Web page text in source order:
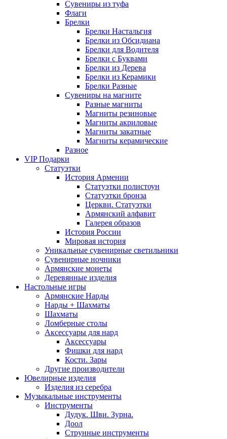
Сувениры из туфа
Флаги
Брелки
Брелки Настальгия
Брелки из Обсидиана
Брелки для Водителя
Брелки с Буквами
Брелки из Дерева
Брелки из Керамики
Брелки Разные
Сувениры на магните
Разные магниты
Магниты резиновые
Магниты акриловые
Магниты закатные
Магниты керамические
Разное
VIP Подарки
Статуэтки
История Армении
Статуэтки полистоун
Статуэтки бронза
Церкви. Статуэтки
Армянский алфавит
Галерея образов
История России
Мировая история
Уникальные сувенирные светильники
Сувенирные ночники
Армянские монеты
Деревянные изделия
Настольные игры
Армянские Нарды
Нарды + Шахматы
Шахматы
Ломберные столы
Аксессуары для нард
Аксессуары
Фишки для нард
Кости. Зары
Другие производители
Ювелирные изделия
Изделия из серебра
Музыкальные инструменты
Инструменты
Дудук. Шви. Зурна.
Доол
Струнные инструменты